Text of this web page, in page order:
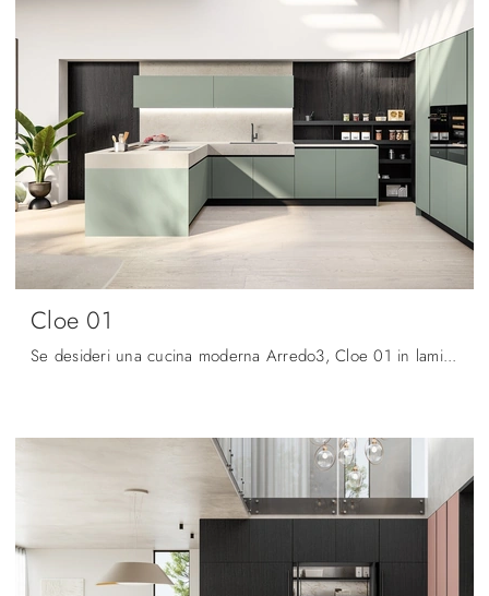
Cloe 01
Se desideri una cucina moderna Arredo3, Cloe 01 in laminato ti aspetta nel nostro negozio di Cucine Moderne con penisola.